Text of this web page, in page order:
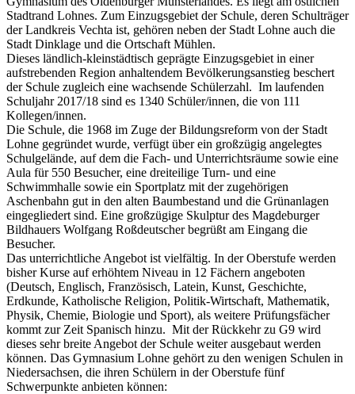
Stadtrand Lohnes. Zum Einzugsgebiet der Schule, deren Schulträger
der Landkreis Vechta ist, gehören neben der Stadt Lohne auch die
Stadt Dinklage und die Ortschaft Mühlen.
Dieses ländlich-kleinstädtisch geprägte Einzugsgebiet in einer
aufstrebenden Region anhaltendem Bevölkerungsanstieg beschert
der Schule zugleich eine wachsende Schülerzahl. Im laufenden
Schuljahr 2017/18 sind es 1340 Schüler/innen, die von 111
Kollegen/innen.
Die Schule, die 1968 im Zuge der Bildungsreform von der Stadt
Lohne gegründet wurde, verfügt über ein großzügig angelegtes
Schulgelände, auf dem die Fach- und Unterrichtsräume sowie eine
Aula für 550 Besucher, eine dreiteilige Turn- und eine
Schwimmhalle sowie ein Sportplatz mit der zugehörigen
Aschenbahn gut in den alten Baumbestand und die Grünanlagen
eingegliedert sind. Eine großzügige Skulptur des Magdeburger
Bildhauers Wolfgang Roßdeutscher begrüßt am Eingang die
Besucher.
Das unterrichtliche Angebot ist vielfältig. In der Oberstufe werden
bisher Kurse auf erhöhtem Niveau in 12 Fächern angeboten
(Deutsch, Englisch, Französisch, Latein, Kunst, Geschichte,
Erdkunde, Katholische Religion, Politik-Wirtschaft, Mathematik,
Physik, Chemie, Biologie und Sport), als weitere Prüfungsfächer
kommt zur Zeit Spanisch hinzu. Mit der Rückkehr zu G9 wird
dieses sehr breite Angebot der Schule weiter ausgebaut werden
können. Das Gymnasium Lohne gehört zu den wenigen Schulen in
Niedersachsen, die ihren Schülern in der Oberstufe fünf
Schwerpunkte anbieten können: